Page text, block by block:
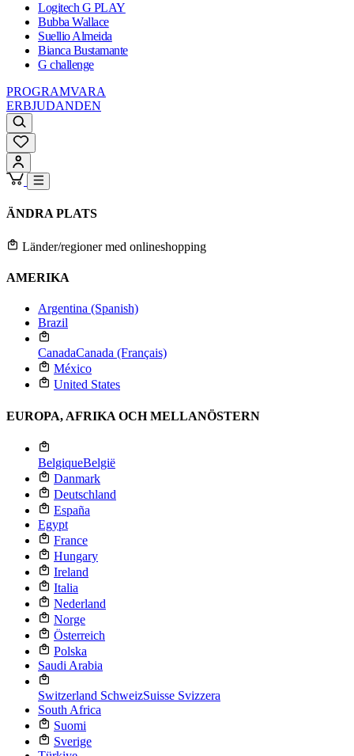
Logitech G PLAY
Bubba Wallace
Suellio Almeida
Bianca Bustamante
G challenge
PROGRAMVARA
ERBJUDANDEN
ÄNDRA PLATS
Länder/regioner med onlineshopping
AMERIKA
Argentina (Spanish)
Brazil
CanadaCanada (Français)
México
United States
EUROPA, AFRIKA OCH MELLANÖSTERN
BelgiqueBelgië
Danmark
Deutschland
España
Egypt
France
Hungary
Ireland
Italia
Nederland
Norge
Österreich
Polska
Saudi Arabia
Switzerland SchweizSuisse Svizzera
South Africa
Suomi
Sverige